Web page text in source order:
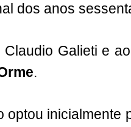
dos anos
Galieti e
.
inicialmente